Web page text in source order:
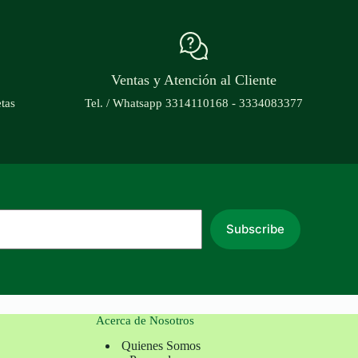
Ventas y Atención al Cliente
Tel. / Whatsapp 3314110168 - 3334083377
Subscribe
Acerca de Nosotros
Quienes Somos